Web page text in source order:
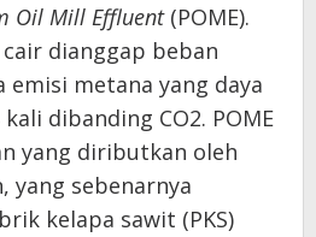
Oil Mill Effluent(POME).
dianggap beban
emisi metana yang daya
dibanding CO2. POME
yang diributkan oleh
yang sebenarnya
kelapa sawit (PKS)